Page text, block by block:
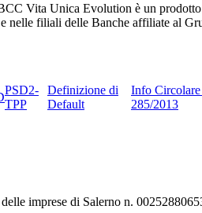
Vita Unica Evolution è un
filiali delle Banche affiliate al
PSD2-
TPP
Definizione di
Default
Info
285/2013
imprese di Salerno n.